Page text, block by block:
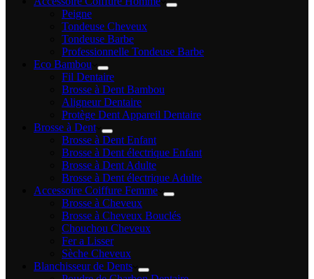
Peigne
Tondeuse Cheveux
Tondeuse Barbe
Professionnelle Tondeuse Barbe
Eco Bambou
Fil Dentaire
Brosse à Dent Bambou
Aligneur Dentaire
Protège Dent Appareil Dentaire
Brosse à Dent
Brosse à Dent Enfant
Brosse à Dent électrique Enfant
Brosse à Dent Adulte
Brosse à Dent électrique Adulte
Accessoire Coiffure Femme
Brosse à Cheveux
Brosse à Cheveux Bouclés
Chouchou Cheveux
Fer a Lisser
Sèche Cheveux
Blanchisseur de Dents